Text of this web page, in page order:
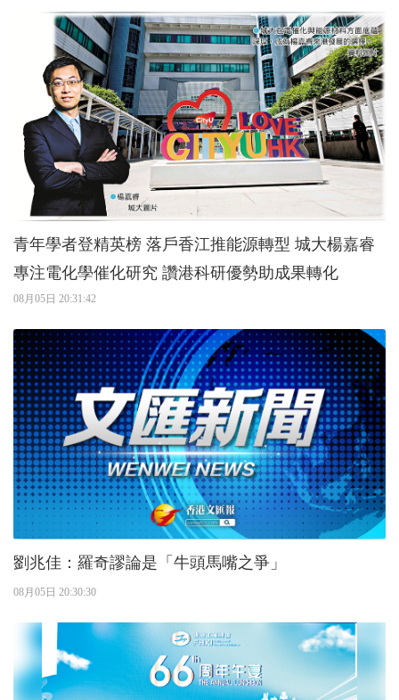
青年學者登精英榜 落戶香江推能源轉型 城大楊嘉睿
專注電化學催化研究 讚港科研優勢助成果轉化
08月05日 20:31:42
劉兆佳：羅奇謬論是「牛頭馬嘴之爭」
08月05日 20:30:30